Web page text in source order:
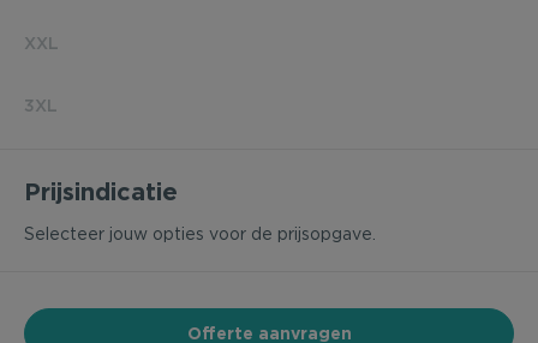
XXL
3XL
Prijsindicatie
Selecteer jouw opties voor de prijsopgave.
Offerte aanvragen